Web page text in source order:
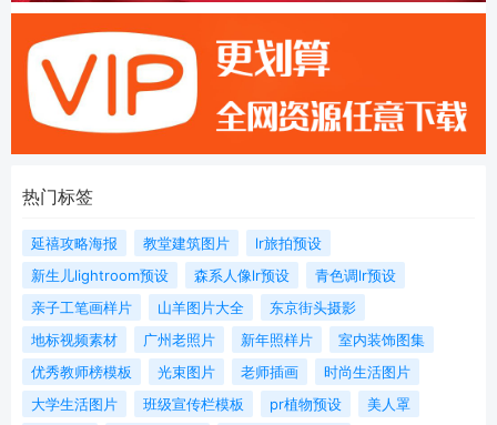
热门标签
延禧攻略海报 教堂建筑图片
lr旅拍预设
新生儿lightroom预设
森系人像lr预设
青色调lr预设
亲子工笔画样片
山羊图片大全
东京街头摄影
地标视频素材
广州老照片 新年照样片
室内装饰图集
优秀教师榜模板
光束图片 老师插画
时尚生活图片
大学生活图片
班级宣传栏模板 pr植物预设
美人罩